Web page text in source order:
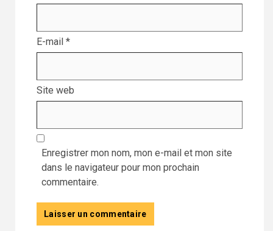
E-mail *
Site web
Enregistrer mon nom, mon e-mail et mon site
dans le navigateur pour mon prochain
commentaire.